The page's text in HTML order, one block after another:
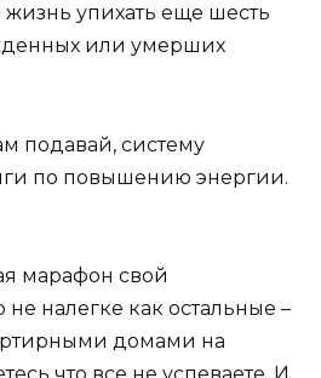
жизнь упихать еще шесть
или умерших
подавай, систему
по повышению энергии.
марафон свой
налегке как остальные –
домами на